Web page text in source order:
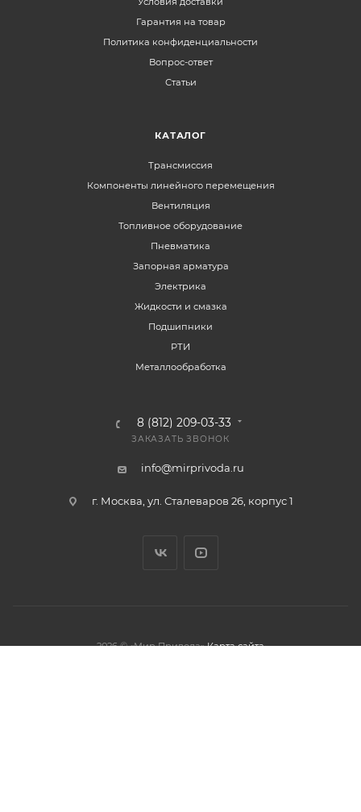
Гарантия на товар
Политика конфиденциальности
Вопрос-ответ
Статьи
КАТАЛОГ
Трансмиссия
Компоненты линейного перемещения
Вентиляция
Топливное оборудование
Пневматика
Запорная арматура
Электрика
Жидкости и смазка
Подшипники
РТИ
Металлообработка
8 (812) 209-03-33
ЗАКАЗАТЬ ЗВОНОК
info@mirprivoda.ru
г. Москва, ул. Сталеваров 26, корпус 1
2026 © «Мир Привода» Карта сайта